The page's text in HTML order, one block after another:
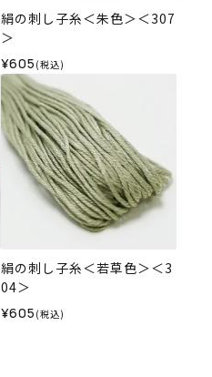
絹の刺し子糸＜朱色＞＜307
＞
¥605 (税込)
絹の刺し子糸＜若草色＞＜3
04＞
¥605 (税込)